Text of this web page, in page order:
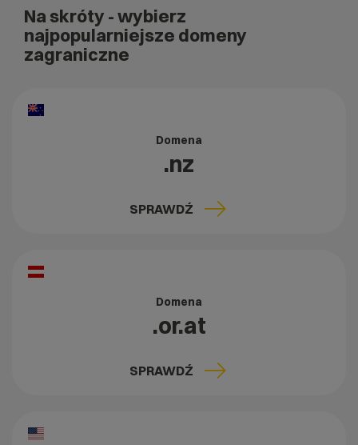
Na skróty - wybierz
najpopularniejsze domeny
zagraniczne
Domena
.nz
SPRAWDŹ
Domena
.or.at
SPRAWDŹ